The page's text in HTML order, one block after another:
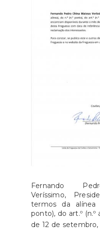
Fernando
Veríssimo,
termos da alínea
ponto), do art.º (n.º
de 12 de setembro,